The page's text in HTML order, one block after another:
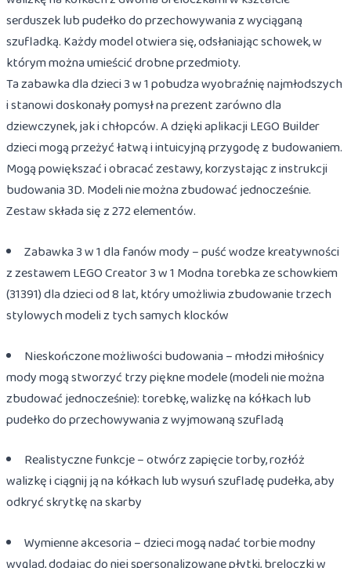
serduszek lub pudełko do przechowywania z wyciąganą
szufladką. Każdy model otwiera się, odsłaniając schowek, w
którym można umieścić drobne przedmioty.
Ta zabawka dla dzieci 3 w 1 pobudza wyobraźnię najmłodszych
i stanowi doskonały pomysł na prezent zarówno dla
dziewczynek, jak i chłopców. A dzięki aplikacji LEGO Builder
dzieci mogą przeżyć łatwą i intuicyjną przygodę z budowaniem.
Mogą powiększać i obracać zestawy, korzystając z instrukcji
budowania 3D. Modeli nie można zbudować jednocześnie.
Zestaw składa się z 272 elementów.
Zabawka 3 w 1 dla fanów mody – puść wodze kreatywności
z zestawem LEGO Creator 3 w 1 Modna torebka ze schowkiem
(31391) dla dzieci od 8 lat, który umożliwia zbudowanie trzech
stylowych modeli z tych samych klocków
Nieskończone możliwości budowania – młodzi miłośnicy
mody mogą stworzyć trzy piękne modele (modeli nie można
zbudować jednocześnie): torebkę, walizkę na kółkach lub
pudełko do przechowywania z wyjmowaną szufladą
Realistyczne funkcje – otwórz zapięcie torby, rozłóż
walizkę i ciągnij ją na kółkach lub wysuń szufladę pudełka, aby
odkryć skrytkę na skarby
Wymienne akcesoria – dzieci mogą nadać torbie modny